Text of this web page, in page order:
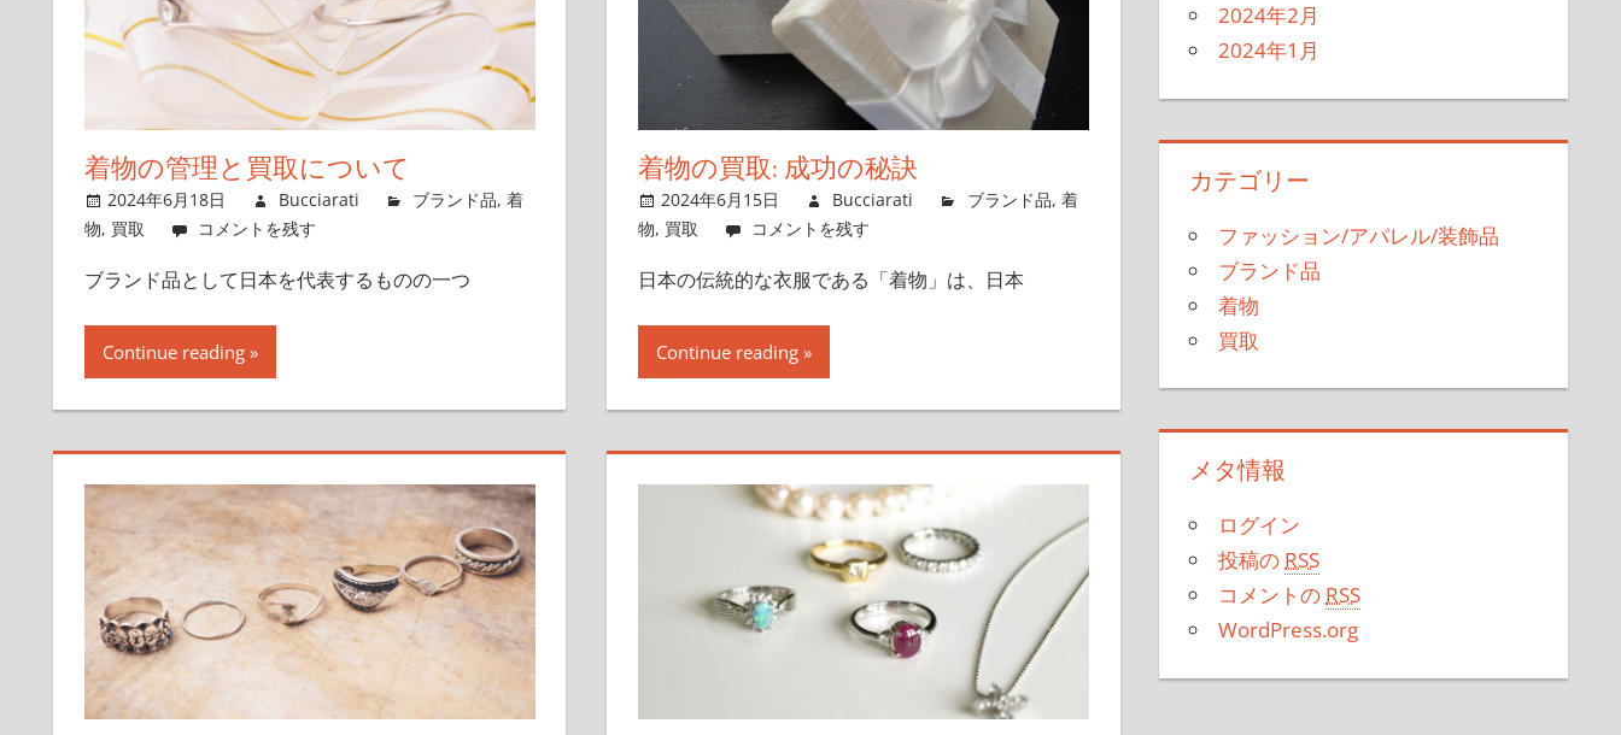
着物の管理と買取について
2024年6月18日 Bucciarati ブランド品,着
物, 買取 コメントを残す
ブランド品として日本を代表するものの一つ
Continue reading
着物の買取: 成功の秘訣
2024年6月15日 Bucciarati ブランド品, 着
物, 買取 コメントを残す
日本の伝統的な衣服である「着物」は、日本
Continue reading
2024年2月
2024年1月
カテゴリー
ファッション/アパレル/装飾品
ブランド品
着物
買取
メタ情報
ログイン
投稿の RSS
コメントの RSS
WordPress.org